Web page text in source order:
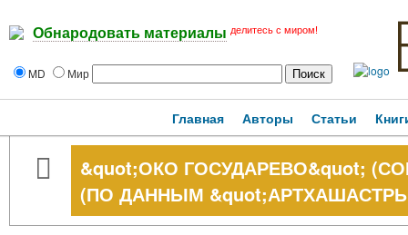
Обнародовать материалы делитесь с миром!
MD Мир
Главная Авторы Статьи
&quot;ОКО ГОСУДАРЕВО&quot;
(ПО ДАННЫМ